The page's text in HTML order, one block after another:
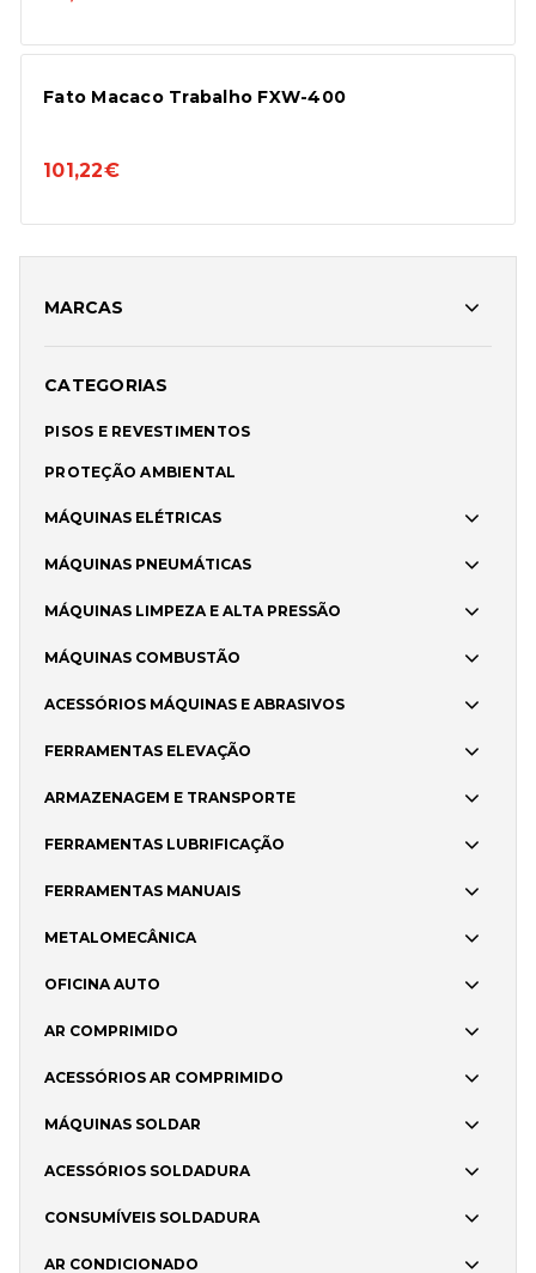
MARCAS
CATEGORIAS
PISOS E REVESTIMENTOS
PROTEÇÃO AMBIENTAL
MÁQUINAS ELÉTRICAS
MÁQUINAS PNEUMÁTICAS
MÁQUINAS LIMPEZA E ALTA PRESSÃO
MÁQUINAS COMBUSTÃO
ACESSÓRIOS MÁQUINAS E ABRASIVOS
FERRAMENTAS ELEVAÇÃO
ARMAZENAGEM E TRANSPORTE
FERRAMENTAS LUBRIFICAÇÃO
FERRAMENTAS MANUAIS
METALOMECÂNICA
OFICINA AUTO
AR COMPRIMIDO
ACESSÓRIOS AR COMPRIMIDO
MÁQUINAS SOLDAR
ACESSÓRIOS SOLDADURA
CONSUMÍVEIS SOLDADURA
AR CONDICIONADO
Fato Macaco Trabalho FXW-400
101,22€